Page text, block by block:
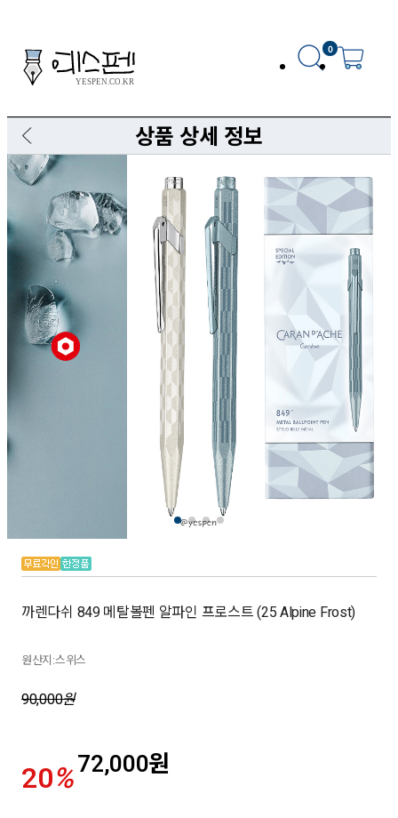
0
상품 상세 정보
까렌다쉬 849 메탈볼펜 알파인 프로스트 (25 Alpine Frost)
원산지:스위스
90,000원
20%72,000원